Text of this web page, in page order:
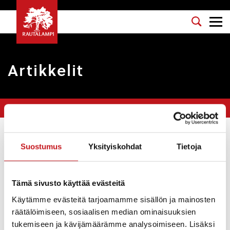
Suostumus Yksityiskohdat Tietoja
Tämä sivusto käyttää evästeitä
Käytämme evästeitä tarjoamamme sisällön ja mainosten
räätälöimiseen, sosiaalisen median ominaisuuksien
tukemiseen ja kävijämäärämme analysoimiseen. Lisäksi
Artikkelit
Suodata
Koko kylä kasvattaa: Nettiriippuvuus on
verrattavissa peli- tai alkoholiriippuvuuteen
11.11.2020 Uutiset